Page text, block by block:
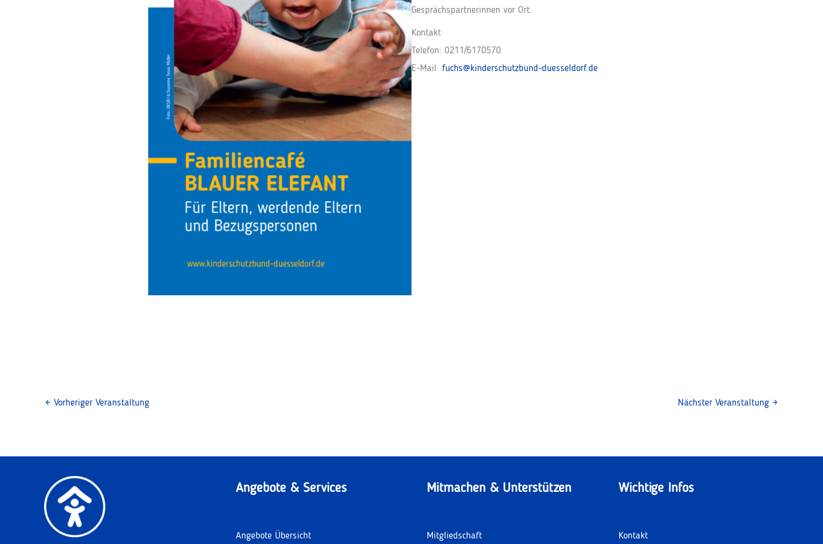
Gesprächspartnerinnen vor Ort.
Kontakt
Telefon: 0211/6170570
E-Mail: fuchs@kinderschutzbund-duesseldorf.de
← Vorheriger Veranstaltung Nächster Veranstaltung →
Angebote & Services
Angebote Übersicht
Mitmachen & Unterstützen
Mitgliedschaft
Wichtige Infos
Kontakt